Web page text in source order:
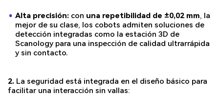
Alta precisión: con una repetibilidad de ±0,02 mm, la
mejor de su clase, los cobots admiten soluciones de
detección integradas como la estación 3D de
Scanology para una inspección de calidad ultrarrápida
y sin contacto.
2.La seguridad está integrada en el diseño básico para
facilitar una interacción sin vallas: